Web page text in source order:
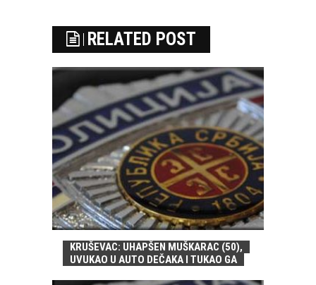
RELATED POST
KRUŠEVAC: UHAPŠEN MUŠKARAC (50),
UVUKAO U AUTO DEČAKA I TUKAO GA